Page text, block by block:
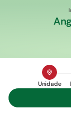
Unidade